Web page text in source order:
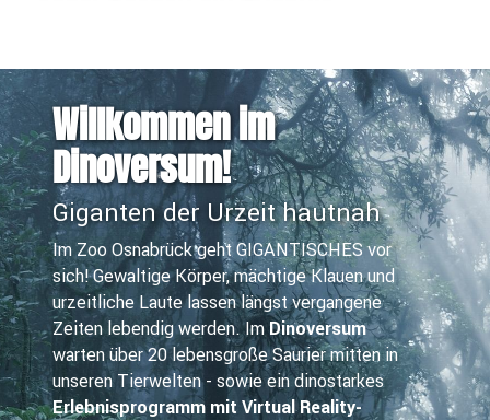
Willkommen im
Dinoversum!
Giganten der Urzeit hautnah
Im Zoo Osnabrück geht GIGANTISCHES vor
sich! Gewaltige Körper, mächtige Klauen und
urzeitliche Laute lassen längst vergangene
Zeiten lebendig werden. Im Dinoversum
warten über 20 lebensgroße Saurier mitten in
unseren Tierwelten - sowie ein dinostarkes
Erlebnisprogramm mit Virtual Reality-